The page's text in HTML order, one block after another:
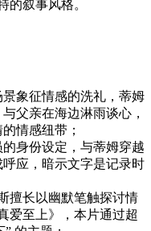
的叙事风格。
景象征情感的洗礼，蒂姆
父亲在海边淋雨谈心，
情感纽带；
的身份设定，与蒂姆穿越
应，暗示文字是记录时
擅长以幽默笔触探讨情
爱至上》，本片通过超